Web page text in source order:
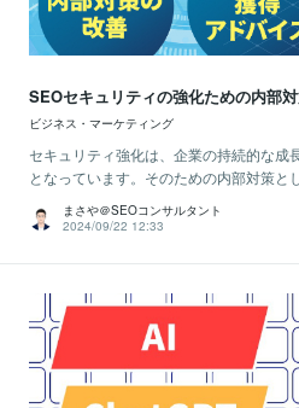
SEOセキュリティの強化ための内部
ビジネス・マーケティング
セキュリティ強化は、企業の持続的な成
となっています。そのための内部対策と
まさや＠SEOコンサルタント
2024/09/22 12:33